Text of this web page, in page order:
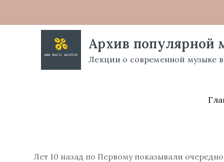
Архив популярной
Лекции о современной музыке
Лет 10 назад по Первому показывали